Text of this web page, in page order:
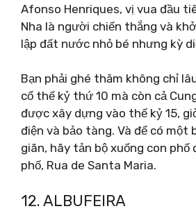
Afonso Henriques, vị vua đầu
Nha là người chiến thắng và
lập đất nước nhỏ bé nhưng kỳ
Bạn phải ghé thăm không chỉ
cổ thế kỷ thứ 10 mà còn cả
được xây dựng vào thế kỷ 15,
điện và bảo tàng. Và để có một
giãn, hãy tản bộ xuống con
phố, Rua de Santa Maria.
12. ALBUFEIRA